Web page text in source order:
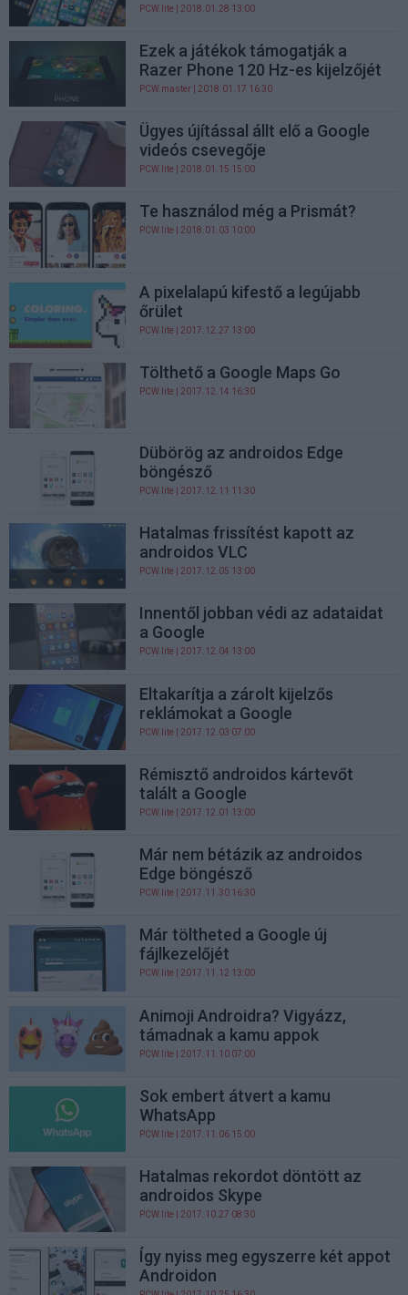
PCW.lite | 2018.01.28 13:00
Ezek a játékok támogatják a
Razer Phone 120 Hz-es kijelzőjét
PCW.master | 2018.01.17 16:30
Ügyes újítással állt elő a Google
videós csevegője
PCW.lite | 2018.01.15 15:00
Te használod még a Prismát?
PCW.lite | 2018.01.03 10:00
A pixelalapú kifestő a legújabb
őrület
PCW.lite | 2017.12.27 13:00
Tölthető a Google Maps Go
PCW.lite | 2017.12.14 16:30
Dübörög az androidos Edge
böngésző
PCW.lite | 2017.12.11 11:30
Hatalmas frissítést kapott az
androidos VLC
PCW.lite | 2017.12.05 13:00
Innentől jobban védi az adataidat
a Google
PCW.lite | 2017.12.04 13:00
Eltakarítja a zárolt kijelzős
reklámokat a Google
PCW.lite | 2017.12.03 07:00
Rémisztő androidos kártevőt
talált a Google
PCW.lite | 2017.12.01 13:00
Már nem bétázik az androidos
Edge böngésző
PCW.lite | 2017.11.30 16:30
Már töltheted a Google új
fájlkezelőjét
PCW.lite | 2017.11.12 13:00
Animoji Androidra? Vigyázz,
támadnak a kamu appok
PCW.lite | 2017.11.10 07:00
Sok embert átvert a kamu
WhatsApp
PCW.lite | 2017.11.06 15:00
Hatalmas rekordot döntött az
androidos Skype
PCW.lite | 2017.10.27 08:30
Így nyiss meg egyszerre két appot
Androidon